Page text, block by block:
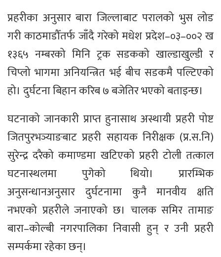
प्रहरीका अनुसार बारा जिल्लाबाट परालको भुस लोड
गरी काठमाडौँतर्फ जाँदै गरेको मधेश प्रदेश–०३–००२ ख
१३६५ नम्बरको मिनि ट्रक सडकको खाल्डाखुल्डी र
चिप्लो भागमा अनियन्त्रित भई बीच सडकमै पल्टिएको
हो। दुर्घटना बिहान करिब ७ बजेतिर भएको बताइन्छ।
घटनाको जानकारी प्राप्त हुनासाथ अस्थायी प्रहरी पोष्ट
जितपुरभञ्याङबाट प्रहरी सहायक निरीक्षक (प्र.स.नि)
सुरेन्द्र दरैको कमाण्डमा खटिएको प्रहरी टोली तत्काल
घटनास्थलमा पुगेको थियो। प्रारम्भिक
अनुसन्धानअनुसार दुर्घटनामा कुनै मानवीय क्षति
नभएको प्रहरीले जनाएको छ। चालक समिर तामाङ
बारा–कोल्बी नगरपालिका निवासी हुन् र उनी प्रहरी
सम्पर्कमा रहेका छन्।